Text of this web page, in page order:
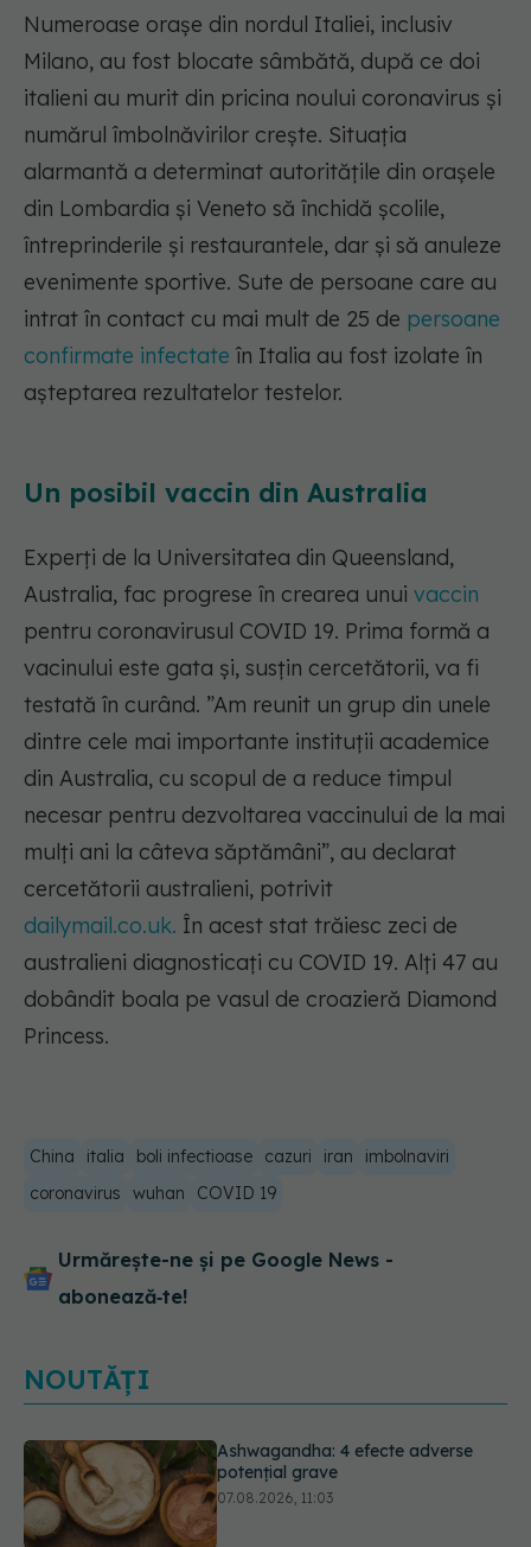
Numeroase orașe din nordul Italiei, inclusiv
Milano, au fost blocate sâmbătă, după ce doi
italieni au murit din pricina noului coronavirus și
numărul îmbolnăvirilor crește. Situația
alarmantă a determinat autoritățile din orașele
din Lombardia și Veneto să închidă școlile,
întreprinderile și restaurantele, dar și să anuleze
evenimente sportive. Sute de persoane care au
intrat în contact cu mai mult de 25 de persoane
confirmate infectate în Italia au fost izolate în
așteptarea rezultatelor testelor.
Un posibil vaccin din Australia
Experți de la Universitatea din Queensland,
Australia, fac progrese în crearea unui vaccin
pentru coronavirusul COVID 19. Prima formă a
vacinului este gata și, susțin cercetătorii, va fi
testată în curând. ”Am reunit un grup din unele
dintre cele mai importante instituții academice
din Australia, cu scopul de a reduce timpul
necesar pentru dezvoltarea vaccinului de la mai
mulți ani la câteva săptămâni”, au declarat
cercetătorii australieni, potrivit
dailymail.co.uk. În acest stat trăiesc zeci de
australieni diagnosticați cu COVID 19. Alți 47 au
dobândit boala pe vasul de croazieră Diamond
Princess.
China italia boli infectioase cazuri iran
imbolnaviri
coronavirus
wuhan COVID 19
Urmărește-ne și pe Google News -
abonează‑te!
NOUTĂȚI
EXCLUSIV Ce grăbește apariția
ridurilor. Nu este doar vârsta. Ce
spun dermatologii